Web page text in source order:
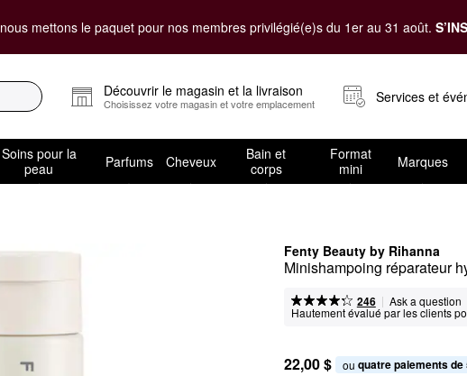
nous mettons le paquet pour nos membres privilégié(e)s du 1er au 31 août.
Découvrir le magasin et la livraison
Choisissez votre magasin et votre emplacement Services et
Soins pour la
peau
Parfums Cheveux
Bain et
corps
Format
mini
Marques
Fenty Beauty by Rihanna
Minishampoing réparateur
246 | Ask a question
Hautement évalué par les clients
22,00 $ ou quatre paiements de